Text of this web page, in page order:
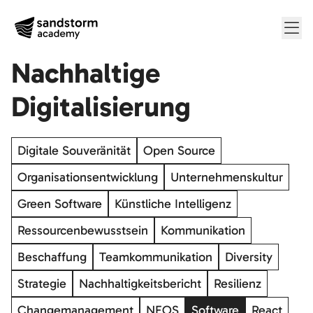
Nachhaltige
Digitalisierung
Digitale Souveränität
Open Source
Organisationsentwicklung
Unternehmenskultur
Green Software
Künstliche Intelligenz
Ressourcenbewusstsein
Kommunikation
Beschaffung
Teamkommunikation
Diversity
Strategie
Nachhaltigkeitsbericht
Resilienz